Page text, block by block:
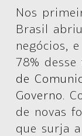
Nos
Brasil
negócios,
78%
de
Governo.
de novas
que surja